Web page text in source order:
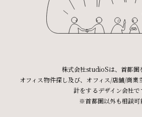
株式会社studioSは、首都圏
オフィス物件探し及び、オフィス/店舗/商
計をするデザイン会社で
※首都圏以外も相談可